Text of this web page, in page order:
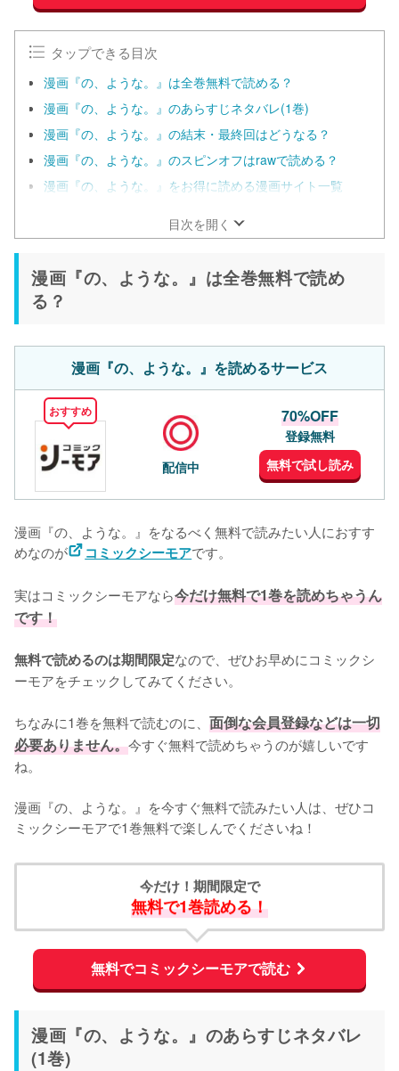
タップできる目次
漫画『の、ような。』は全巻無料で読める？
漫画『の、ような。』のあらすじネタバレ(1巻)
漫画『の、ような。』の結末・最終回はどうなる？
漫画『の、ような。』のスピンオフはrawで読める？
漫画『の、ような。』をお得に読める漫画サイト一覧
目次を開く
漫画『の、ような。』は全巻無料で読め
る？
漫画『の、ような。』を読めるサービス
おすすめ
配信中
70%OFF
登録無料
無料で試し読み
漫画『の、ような。』をなるべく無料で読みたい人におすす
めなのが
コミックシーモアです。
実はコミックシーモアなら今だけ無料で1巻を読めちゃうん
です！
無料で読めるのは期間限定なので、ぜひお早めにコミックシ
ーモアをチェックしてみてください。
ちなみに1巻を無料で読むのに、 面倒な会員登録などは一切
必要ありません。今すぐ無料で読めちゃうのが嬉しいです
ね。
漫画『の、ような。』を今すぐ無料で読みたい人は、ぜひコ
ミックシーモアで1巻無料で楽しんでくださいね！
今だけ！期間限定で
無料で1巻読める！
無料でコミックシーモアで読む
漫画『の、ような。』のあらすじネタバレ
(1巻)